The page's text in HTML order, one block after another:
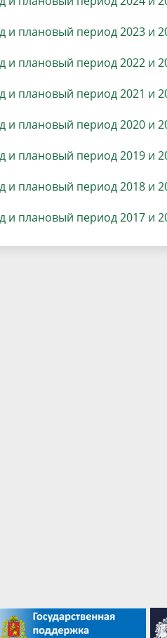
Инициативные проекты
Муниципальные закупки
Противодействие коррупции
и плановый период 2023 и
и плановый период 2022 и
и плановый период 2021 и
и плановый период 2020 и
и плановый период 2019 и
и плановый период 2018 и
и плановый период 2017 и